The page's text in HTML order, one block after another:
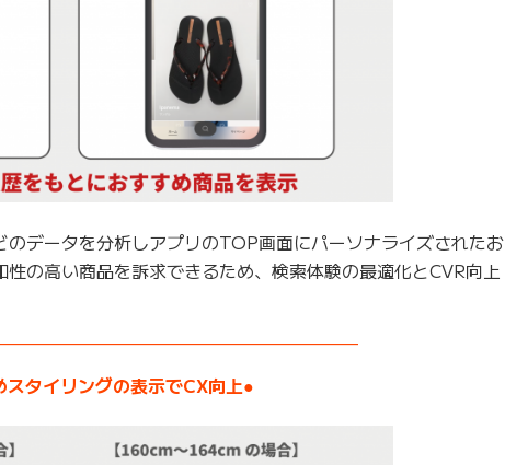
データを分析しアプリのTOP画面にパーソナライズされたお
の高い商品を訴求できるため、検索体験の最適化とCVR向上
スタイリングの表示でCX向上●